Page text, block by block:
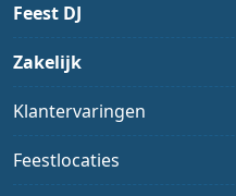
Feest DJ
Zakelijk
Klantervaringen
Feestlocaties